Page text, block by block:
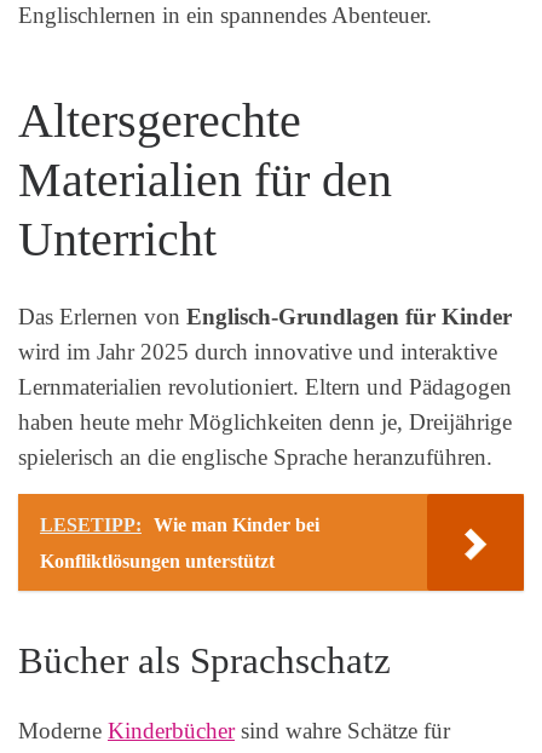
Englischlernen in ein spannendes Abenteuer.
Altersgerechte
Materialien für den
Unterricht
Das Erlernen von Englisch-Grundlagen für Kinder
wird im Jahr 2025 durch innovative und interaktive
Lernmaterialien revolutioniert. Eltern und Pädagogen
haben heute mehr Möglichkeiten denn je, Dreijährige
spielerisch an die englische Sprache heranzuführen.
LESETIPP:
Wie man Kinder bei
Konfliktlösungen unterstützt
Bücher als Sprachschatz
Moderne Kinderbüchersind wahre Schätze für